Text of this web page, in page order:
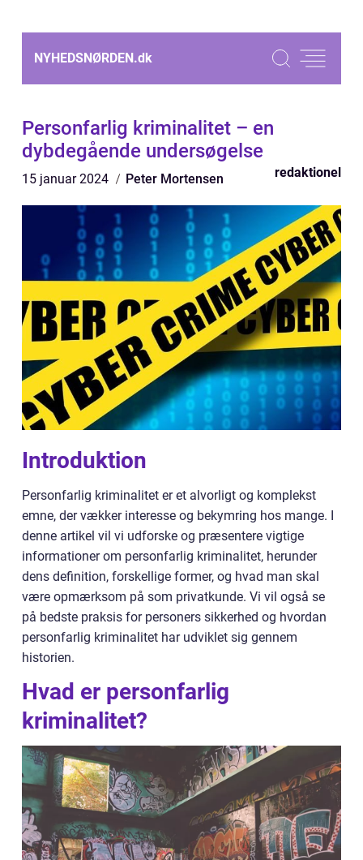
NYHEDSNØRDEN.dk
Personfarlig kriminalitet – en
dybdegående undersøgelse
15 januar 2024 Peter Mortensen redaktionel
Introduktion
Personfarlig kriminalitet er et alvorligt og komplekst
emne, der vækker interesse og bekymring hos mange. I
denne artikel vil vi udforske og præsentere vigtige
informationer om personfarlig kriminalitet, herunder
dens definition, forskellige former, og hvad man skal
være opmærksom på som privatkunde. Vi vil også se
på bedste praksis for personers sikkerhed og hvordan
personfarlig kriminalitet har udviklet sig gennem
historien.
Hvad er personfarlig
kriminalitet?